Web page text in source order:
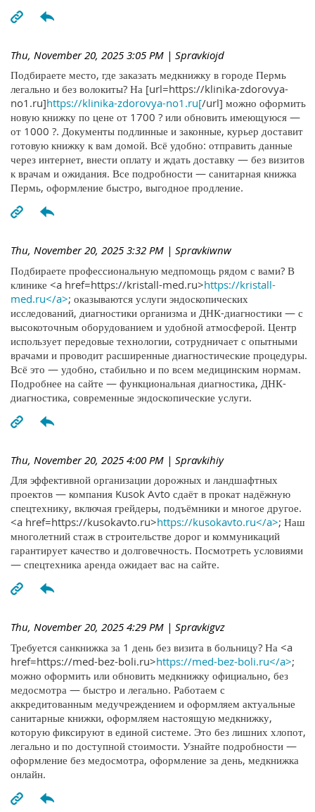
Thu, November 20, 2025 3:05 PM | Spravkiojd
Подбираете место, где заказать медкнижку в городе Пермь
легально и без волокиты? На [url=https://klinika-zdorovya-
no1.ru]https://klinika-zdorovya-no1.ru[/url] можно оформить
новую книжку по цене от 1700 ? или обновить имеющуюся —
от 1000 ?. Документы подлинные и законные, курьер доставит
готовую книжку к вам домой. Всё удобно: отправить данные
через интернет, внести оплату и ждать доставку — без визитов
к врачам и ожидания. Все подробности — санитарная книжка
Пермь, оформление быстро, выгодное продление.
Thu, November 20, 2025 3:32 PM | Spravkiwnw
Подбираете профессиональную медпомощь рядом с вами? В
клинике <a href=https://kristall-med.ru>https://kristall-
med.ru</a>; оказываются услуги эндоскопических
исследований, диагностики организма и ДНК-диагностики — с
высокоточным оборудованием и удобной атмосферой. Центр
использует передовые технологии, сотрудничает с опытными
врачами и проводит расширенные диагностические процедуры.
Всё это — удобно, стабильно и по всем медицинским нормам.
Подробнее на сайте — функциональная диагностика, ДНК-
диагностика, современные эндоскопические услуги.
Thu, November 20, 2025 4:00 PM | Spravkihiy
Для эффективной организации дорожных и ландшафтных
проектов — компания Kusok Avto сдаёт в прокат надёжную
спецтехнику, включая грейдеры, подъёмники и многое другое.
<a href=https://kusokavto.ru>https://kusokavto.ru</a>; Наш
многолетний стаж в строительстве дорог и коммуникаций
гарантирует качество и долговечность. Посмотреть условиями
— спецтехника аренда ожидает вас на сайте.
Thu, November 20, 2025 4:29 PM | Spravkigvz
Требуется санкнижка за 1 день без визита в больницу? На <a
href=https://med-bez-boli.ru>https://med-bez-boli.ru</a>;
можно оформить или обновить медкнижку официально, без
медосмотра — быстро и легально. Работаем с
аккредитованным медучреждением и оформляем актуальные
санитарные книжки, оформляем настоящую медкнижку,
которую фиксируют в единой системе. Это без лишних хлопот,
легально и по доступной стоимости. Узнайте подробности —
оформление без медосмотра, оформление за день, медкнижка
онлайн.